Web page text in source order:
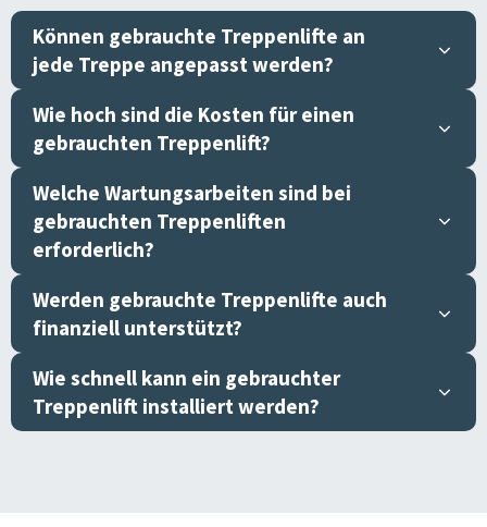
Können gebrauchte Treppenlifte an
jede Treppe angepasst werden?
Wie hoch sind die Kosten für einen
gebrauchten Treppenlift?
Welche Wartungsarbeiten sind bei
gebrauchten Treppenliften
erforderlich?
Werden gebrauchte Treppenlifte auch
finanziell unterstützt?
Wie schnell kann ein gebrauchter
Treppenlift installiert werden?